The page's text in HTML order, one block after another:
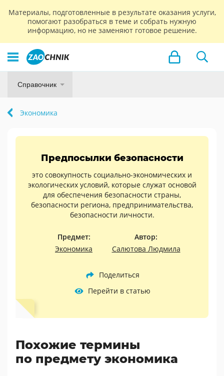
Материалы, подготовленные в результате оказания услуги,
помогают разобраться в теме и собрать нужную
информацию, но не заменяют готовое решение.
Справочник
Экономика
Предпосылки безопасности
это совокупность социально-экономических и
экологических условий, которые служат основой
для обеспечения безопасности страны,
безопасности региона, предпринимательства,
безопасности личности.
Предмет:
Экономика
Автор:
Салютова Людмила
Поделиться
Перейти в статью
Похожие термины
по предмету экономика